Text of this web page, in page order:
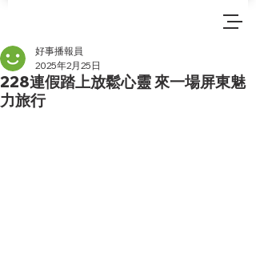
228連假踏上放鬆心靈 來一場屏東魅
力旅行
好事播報員
2025年2月25日